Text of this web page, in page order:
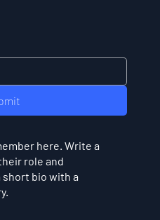
here. Write a
role and
bio with a